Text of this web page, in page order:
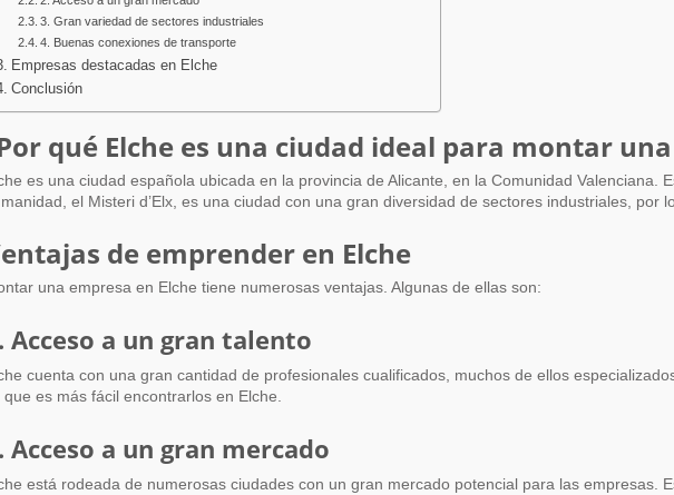
3. Gran variedad de sectores industriales
4. Buenas conexiones de transporte
Empresas destacadas en Elche
Conclusión
qué Elche es una ciudad ideal para montar
el Misteri d’Elx, es una ciudad con una gran diversidad de sectores industriales, por
de emprender en Elche
una empresa en Elche tiene numerosas ventajas. Algunas de ellas son:
Acceso a un gran talento
cuenta con una gran cantidad de profesionales cualificados, muchos de ellos
que es más fácil encontrarlos en Elche.
Acceso a un gran mercado
está rodeada de numerosas ciudades con un gran mercado potencial para las